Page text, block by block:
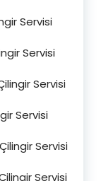
Servisi
Servisi
Servisi
Servisi
Servisi
Servisi